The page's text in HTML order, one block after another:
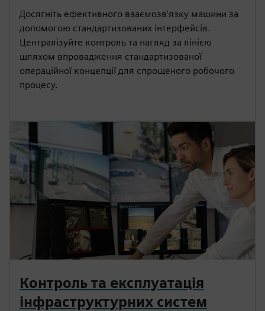
Досягніть ефективного взаємозв'язку машини за
допомогою стандартизованих інтерфейсів.
Централізуйте контроль та нагляд за лінією
шляхом впровадження стандартизованої
операційної концепції для спрощеного робочого
процесу.
Контроль та експлуатація
інфраструктурних систем